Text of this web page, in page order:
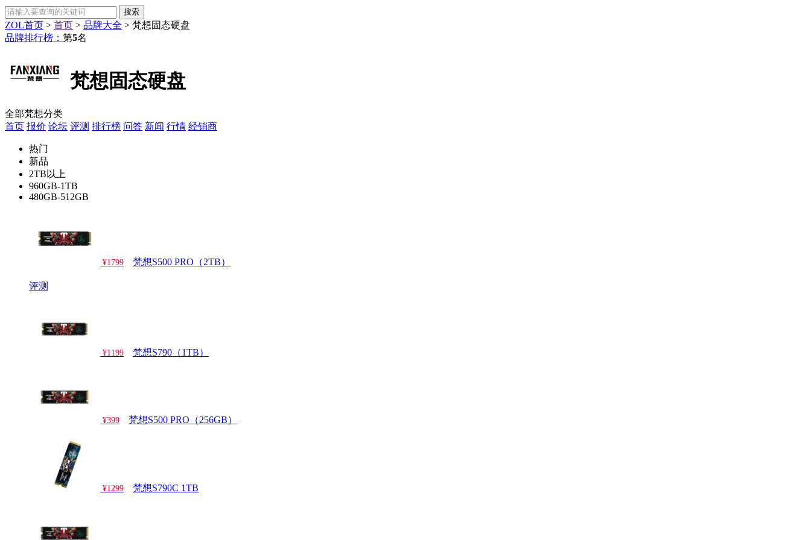
ZOL首页 > 首页 > 品牌大全 > 梵想固态硬盘
品牌排行榜： 第5名
梵想固态硬盘
全部梵想分类
首页 报价 论坛 评测 排行榜 问答 新闻 行情 经销商
热门
新品
2TB以上
960GB-1TB
480GB-512GB
¥1799 梵想S500 PRO（2TB）
评测
¥1199 梵想S790（1TB）
¥399 梵想S500 PRO（256GB）
¥1299 梵想S790C 1TB